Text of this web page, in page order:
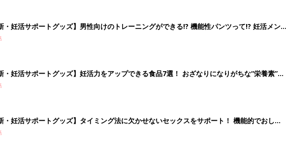
・妊活サポートグッズ】男性向けのトレーニングができる!? 機能性パンツって!? 妊活メン
テムをご紹介
・妊活サポートグッズ】妊活力をアップできる食品7選！ おざなりになりがちな“栄養素”を
・妊活サポートグッズ】タイミング法に欠かせないセックスをサポート！ 機能的でおしゃ
ブグッズ”を紹介